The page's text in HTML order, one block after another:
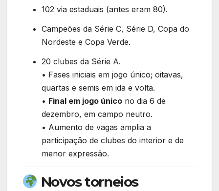
102 via estaduais (antes eram 80).
Campeões da Série C, Série D, Copa do
Nordeste e Copa Verde.
20 clubes da Série A.
• Fases iniciais em jogo único; oitavas,
quartas e semis em ida e volta.
• Final em jogo único no dia 6 de
dezembro, em campo neutro.
• Aumento de vagas amplia a
participação de clubes do interior e de
menor expressão.
Novos torneios